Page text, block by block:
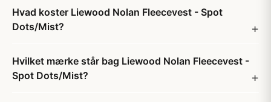
Hvad koster Liewood Nolan Fleecevest - Spot
Dots/Mist?
Hvilket mærke står bag Liewood Nolan Fleecevest -
Spot Dots/Mist?